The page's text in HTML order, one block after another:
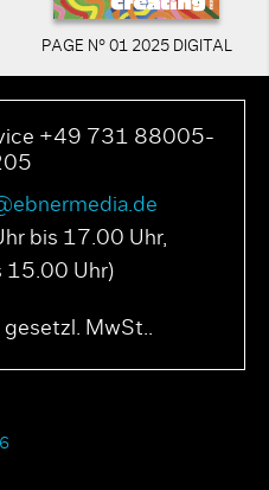
PAGE N° 01 2025 DIGITAL
+49 731 88005-
bis 17.00 Uhr,
15.00 Uhr)
gesetzl. MwSt..